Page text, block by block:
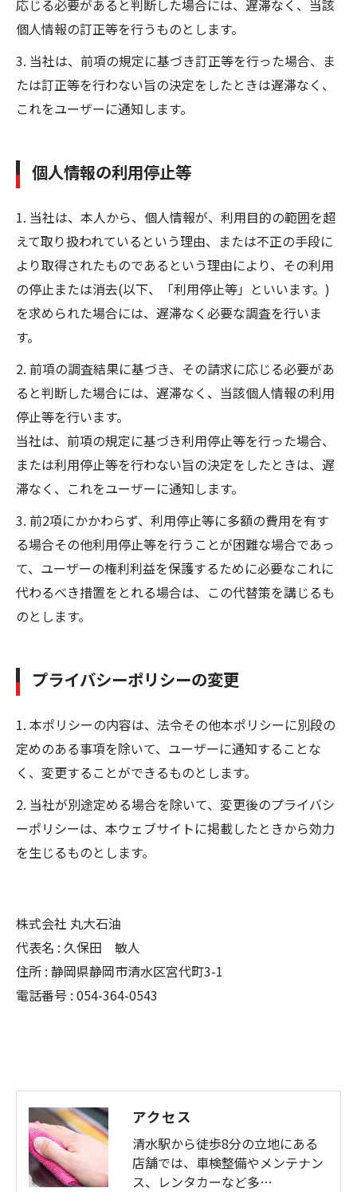
応じる必要があると判断した場合には、遅滞なく、当該
個人情報の訂正等を行うものとします。
3. 当社は、前項の規定に基づき訂正等を行った場合、ま
たは訂正等を行わない旨の決定をしたときは遅滞なく、
これをユーザーに通知します。
個人情報の利用停止等
1. 当社は、本人から、個人情報が、利用目的の範囲を超
えて取り扱われているという理由、または不正の手段に
より取得されたものであるという理由により、その利用
の停止または消去(以下、「利用停止等」といいます。)
を求められた場合には、遅滞なく必要な調査を行いま
す。
2. 前項の調査結果に基づき、その請求に応じる必要があ
ると判断した場合には、遅滞なく、当該個人情報の利用
停止等を行います。
当社は、前項の規定に基づき利用停止等を行った場合、
または利用停止等を行わない旨の決定をしたときは、遅
滞なく、これをユーザーに通知します。
3. 前2項にかかわらず、利用停止等に多額の費用を有す
る場合その他利用停止等を行うことが困難な場合であっ
て、ユーザーの権利利益を保護するために必要なこれに
代わるべき措置をとれる場合は、この代替策を講じるも
のとします。
プライバシーポリシーの変更
1. 本ポリシーの内容は、法令その他本ポリシーに別段の
定めのある事項を除いて、ユーザーに通知することな
く、変更することができるものとします。
2. 当社が別途定める場合を除いて、変更後のプライバシ
ーポリシーは、本ウェブサイトに掲載したときから効力
を生じるものとします。
株式会社 丸大石油
代表名 : 久保田 敏人
住所 : 静岡県静岡市清水区宮代町3-1
電話番号 : 054-364-0543
アクセス
清水駅から徒歩8分の立地にある
店舗では、車検整備やメンテナン
ス、レンタカーなど多…